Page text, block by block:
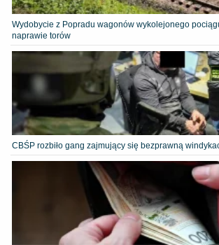
Wydobycie z Popradu wagonów wykolejonego
naprawie torów
CBŚP rozbiło gang zajmujący się bezprawną